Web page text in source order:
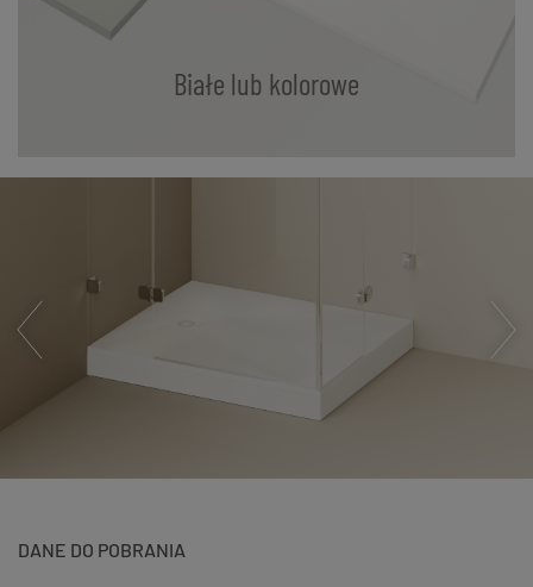
Białe lub kolorowe
DANE DO POBRANIA